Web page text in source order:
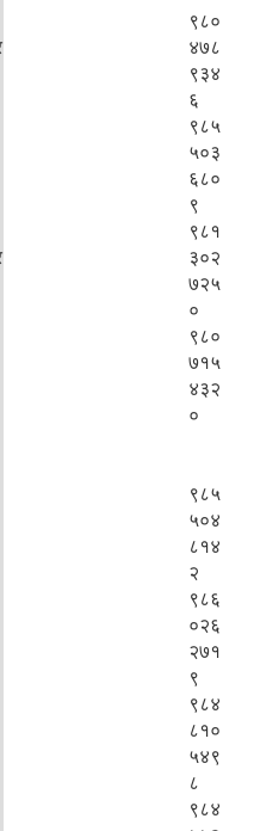
९८०
४७८
९३४
६
९८५
५०३
६८०
९
९८१
३०२
७२५
०
९८०
७१५
४३२
०
९८५
५०४
८१४
२
९८६
०२६
२७१
९
९८४
८१०
५४९
८
९८४